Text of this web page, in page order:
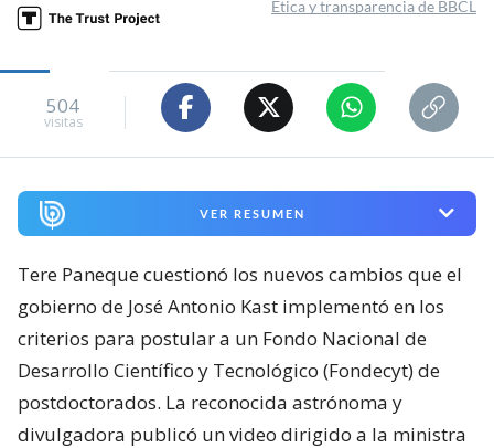
Ética y transparencia de BBCL
504
visitas
VER RESUMEN
Tere Paneque cuestionó los nuevos cambios que el
gobierno de José Antonio Kast implementó en los
criterios para postular a un Fondo Nacional de
Desarrollo Científico y Tecnológico (Fondecyt) de
postdoctorados. La reconocida astrónoma y
divulgadora publicó un video dirigido a la ministra